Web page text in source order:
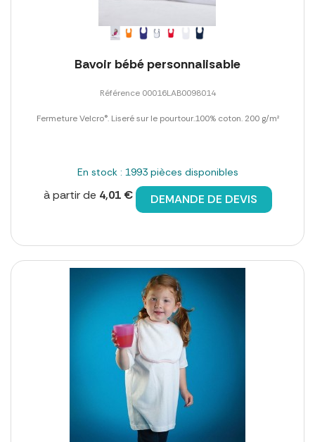
Bavoir bébé personnalisable
Référence 00016LAB0098014
Fermeture Velcro®. Liseré sur le pourtour.100% coton. 200 g/m²
En stock : 1993 pièces disponibles
à partir de 4,01 € DEMANDE DE DEVIS